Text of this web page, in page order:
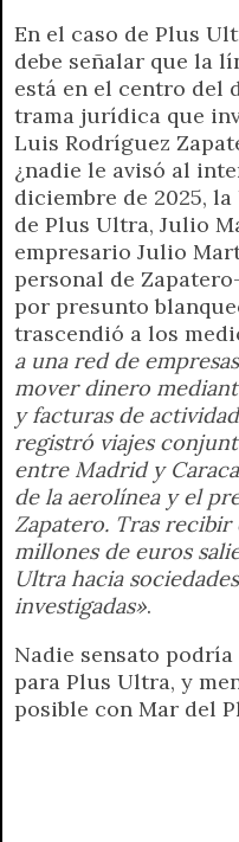
En el caso de Plus
debe señalar que la
está en el centro del
trama jurídica que
Luis Rodríguez
¿nadie le avisó al
diciembre de 2025,
de Plus Ultra, Julio
empresario Julio
personal de
por presunto
trascendió a los
a una red de
mover dinero
y facturas de
registró viajes
entre Madrid y
de la aerolínea y el
Zapatero. Tras recibir
millones de euros
Ultra hacia
investigadas».
Nadie sensato
para Plus Ultra, y
posible con Mar del